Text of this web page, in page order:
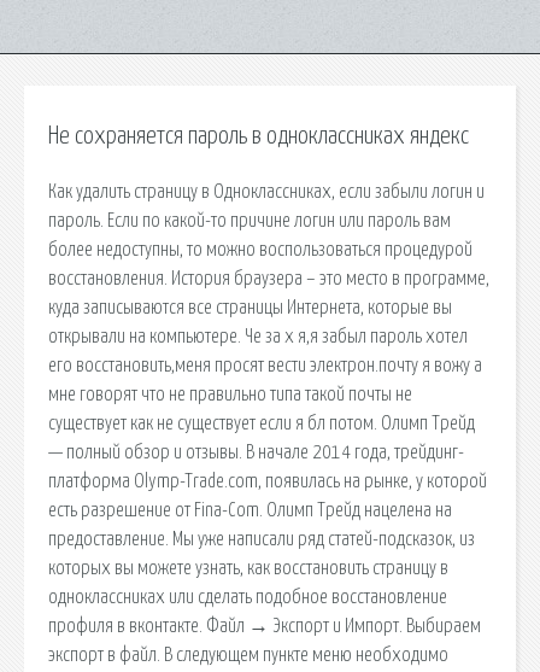
Не сохраняется пароль в одноклассниках яндекс
Как удалить страницу в Одноклассниках, если забыли логин и
пароль. Если по какой-то причине логин или пароль вам
более недоступны, то можно воспользоваться процедурой
восстановления. История браузера – это место в программе,
куда записываются все страницы Интернета, которые вы
открывали на компьютере. Че за х я,я забыл пароль хотел
его восстановить,меня просят вести электрон.почту я вожу а
мне говорят что не правильно типа такой почты не
существует как не существует если я бл потом. Олимп Трейд
— полный обзор и отзывы. В начале 2014 года, трейдинг-
платформа Olymp-Trade.com, появилась на рынке, у которой
есть разрешение от Fina-Com. Олимп Трейд нацелена на
предоставление. Мы уже написали ряд статей-подсказок, из
которых вы можете узнать, как восстановить страницу в
одноклассниках или сделать подобное восстановление
профиля в вконтакте. Файл → Экспорт и Импорт. Выбираем
экспорт в файл. В следующем пункте меню необходимо